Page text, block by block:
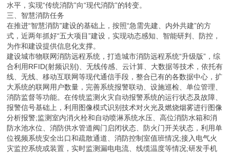
水平，实现“传统消防”向“现代消防”的转变。
三、智慧消防任务
在推进“智慧消防”建设的基础上，按照“急需先建、内外共建”的方
式，近两年抓好“五大项目”建设，实现动态感知、智能研判、防控，
为作和建设提供信息化支撑。
建设城市物联网消防远程系统，打造城市消防远程系统“升级版”，综
合利用RFID(射频识别)、无线传感、云计算、大数据等技术，依托有
线、无线、移动互联网等现代通信手段，整合已有的各数据中心，扩
大系统的联网用户数量，完善系统报警联动、设施巡检、单位管理、
消防监督等功能。在传统监测火灾自动报警系统的运行状态及故障、
报警信号基础上，利用图像模式识别技术对火光及燃烧烟雾进行图像
分析报警;监测室内消火栓和自动喷淋系统水压、高位消防水箱和消
防水池水位、消防供水管道阀门启闭状态、防火门开关状态，利用单
位视频系统安全出口和疏散通道、消防控制室值班情况;接入电气火
灾监控系统或装置，实时监测漏电电流、线缆温度等情况;研发手机